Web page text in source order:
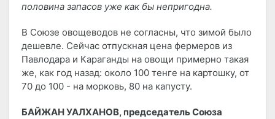
половина запасов уже как бы непригодна.
В Союзе овощеводов не согласны, что зимой было
дешевле. Сейчас отпускная цена фермеров из
Павлодара и Караганды на овощи примерно такая
же, как год назад: около 100 тенге на картошку, от
70 до 100 - на морковь, 80 на капусту.
БАЙЖАН УАЛХАНОВ, председатель Союза